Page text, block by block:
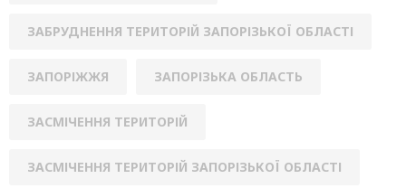
ЗАБРУДНЕННЯ ТЕРИТОРІЙ ЗАПОРІЗЬКОЇ ОБЛАСТІ
ЗАПОРІЖЖЯ ЗАПОРІЗЬКА ОБЛАСТЬ
ЗАСМІЧЕННЯ ТЕРИТОРІЙ
ЗАСМІЧЕННЯ ТЕРИТОРІЙ ЗАПОРІЗЬКОЇ ОБЛАСТІ